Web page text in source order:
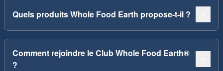
Quels produits Whole Food Earth propose-t-il ?
Comment rejoindre le Club Whole Food Earth®
?